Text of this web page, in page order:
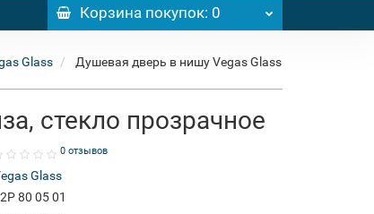
Корзинапокупок: 0
Glass
Душевая дверь в нишу Vegas Glass
стекло прозрачное
0 отзывов
Glass
80 05 01